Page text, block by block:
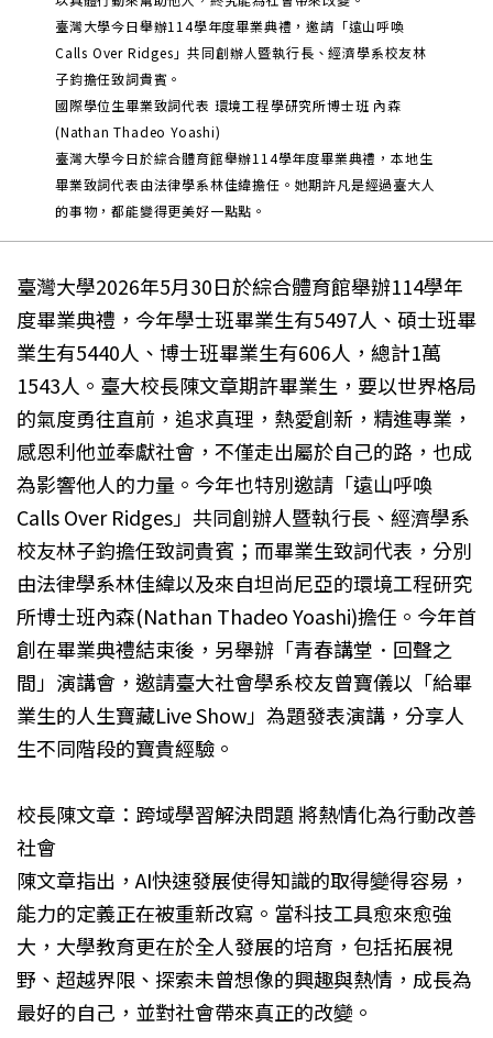
臺灣大學今日舉辦114學年度畢業典禮，邀請「遠山呼喚
Calls Over Ridges」共同創辦人暨執行長、經濟學系校友林
子鈞擔任致詞貴賓。
國際學位生畢業致詞代表 環境工程學研究所博士班 內森
(Nathan Thadeo Yoashi)
臺灣大學今日於綜合體育館舉辦114學年度畢業典禮，本地生
畢業致詞代表由法律學系林佳緯擔任。她期許凡是經過臺大人
的事物，都能變得更美好一點點。
臺灣大學2026年5月30日於綜合體育館舉辦114學年
度畢業典禮，今年學士班畢業生有5497人、碩士班畢
業生有5440人、博士班畢業生有606人，總計1萬
1543人。臺大校長陳文章期許畢業生，要以世界格局
的氣度勇往直前，追求真理，熱愛創新，精進專業，
感恩利他並奉獻社會，不僅走出屬於自己的路，也成
為影響他人的力量。今年也特別邀請「遠山呼喚
Calls Over Ridges」共同創辦人暨執行長、經濟學系
校友林子鈞擔任致詞貴賓；而畢業生致詞代表，分別
由法律學系林佳緯以及來自坦尚尼亞的環境工程研究
所博士班內森(Nathan Thadeo Yoashi)擔任。今年首
創在畢業典禮結束後，另舉辦「青春講堂．回聲之
間」演講會，邀請臺大社會學系校友曾寶儀以「給畢
業生的人生寶藏Live Show」為題發表演講，分享人
生不同階段的寶貴經驗。
校長陳文章：跨域學習解決問題 將熱情化為行動改善
社會
陳文章指出，AI快速發展使得知識的取得變得容易，
能力的定義正在被重新改寫。當科技工具愈來愈強
大，大學教育更在於全人發展的培育，包括拓展視
野、超越界限、探索未曾想像的興趣與熱情，成長為
最好的自己，並對社會帶來真正的改變。